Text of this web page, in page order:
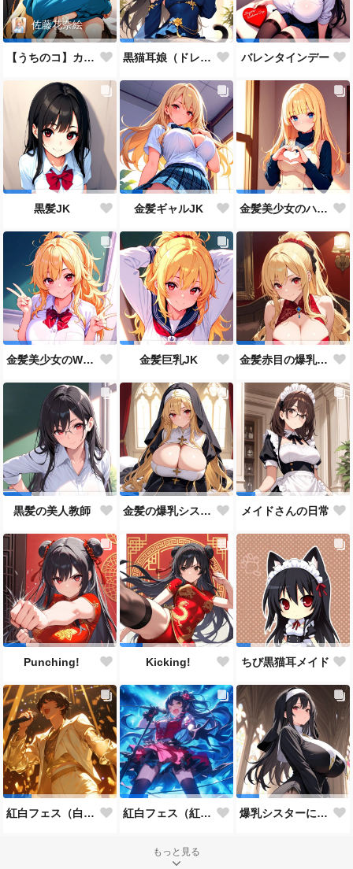
佐藤花奈絵
【うちのコ】カナエの脱衣ポーズ 黒猫耳娘（ドレスのすがた） バレンタインデー
黒髪JK 金髪ギャルJK 金髪美少女のハートポーズ
金髪美少女のWピース 金髪巨乳JK 金髪赤目の爆乳美少女
黒髪の美人教師 金髪の爆乳シスター メイドさんの日常
Punching! Kicking! ちび黒猫耳メイド
紅白フェス（白組） 紅白フェス（紅組） 爆乳シスターにお任せ
もっと見る